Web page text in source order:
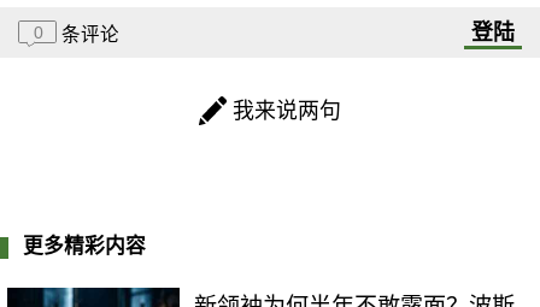
0 条评论 登陆
我来说两句
更多精彩内容